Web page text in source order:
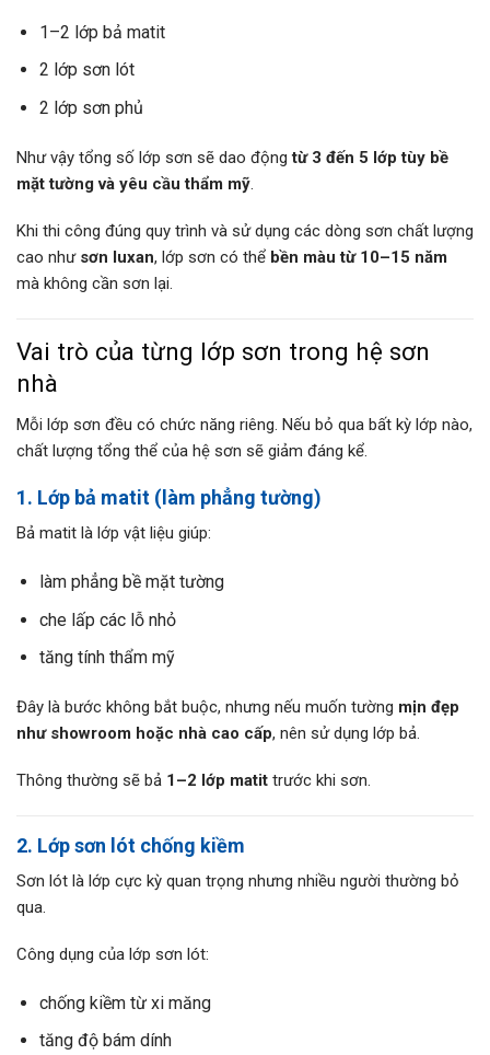
1–2 lớp bả matit
2 lớp sơn lót
2 lớp sơn phủ
Như vậy tổng số lớp sơn sẽ dao độngtừ 3 đến 5 lớp tùy bề
mặt tường và yêu cầu thẩm mỹ.
Khi thi công đúng quy trình và sử dụng các dòng sơn chất lượng
cao như sơn luxan, lớp sơn có thể bền màu từ 10–15 năm
mà không cần sơn lại.
Vai trò của từng lớp sơn trong hệ sơn
nhà
Mỗi lớp sơn đều có chức năng riêng. Nếu bỏ qua bất kỳ lớp nào,
chất lượng tổng thể của hệ sơn sẽ giảm đáng kể.
1. Lớp bả matit (làm phẳng tường)
Bả matit là lớp vật liệu giúp:
làm phẳng bề mặt tường
che lấp các lỗ nhỏ
tăng tính thẩm mỹ
Đây là bước không bắt buộc, nhưng nếu muốn tường mịn đẹp
như showroom hoặc nhà cao cấp, nên sử dụng lớp bả.
Thông thường sẽ bả 1–2 lớp matit trước khi sơn.
2. Lớp sơn lót chống kiềm
Sơn lót là lớp cực kỳ quan trọng nhưng nhiều người thường bỏ
qua.
Công dụng của lớp sơn lót:
chống kiềm từ xi măng
tăng độ bám dính